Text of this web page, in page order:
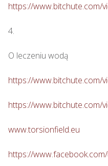
https://www.bitchute.com/
4.
O leczeniu wodą
https://www.bitchute.com/
https://www.bitchute.com/
www.torsionfield.eu
https://